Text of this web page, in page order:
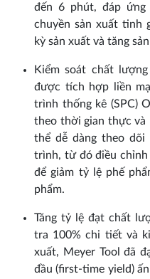
đến 6 phút, đáp ứng
chuyền sản xuất tinh
kỳ sản xuất và tăng
Kiểm soát chất
được tích hợp liền
trình thống kê (SPC)
theo thời gian thực và
thể dễ dàng theo dõi
trình, từ đó điều
để giảm tỷ lệ phế
phẩm.
Tăng tỷ lệ đạt chất
tra 100% chi tiết và
xuất, Meyer Tool đã
đầu (first-time yield)